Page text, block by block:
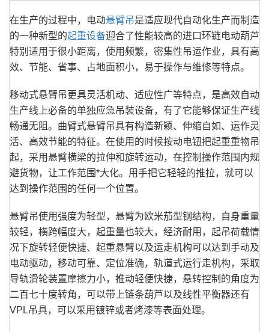
在生产的过程中，电动悬臂吊是适应现代自动化生产而制造
的一种新型的起重设备迎合了性能较高的进口环链电动葫芦
特别适用于很小距离，使用频繁，密集性吊运作业，具有高
效、节能、省事、占地面积小，易于操作与维修等特点。
移动式悬臂吊更具灵活机动、适应性广等特点，是高效自动
生产线上必备的单独应急吊装设备，有了它能够保证生产线
畅通无阻。曲臂式悬臂吊具有构造新颖、伸缩自如、运作灵
活、高效节能的特征。在使用的时候按动电钮把起重重物吊
起，采用悬臂横梁的拉伸和旋转运动，在控制操作范围内规
避货物，让工作范围*大化。用手把它轻轻的推拉，就可以
达到操作范围的任何一个位置。
悬臂吊使用强度为轻型，悬臂为欧米茄型钢结构，自身重量
较轻，横跨幅度大，起重量也较大，经济耐用，起吊荷载情
况下旋转轻便快捷、起重悬臂以及运走机构可以达到手动及
电动驱动，移动可靠、定位准确，轨道式运行走机构，采取
导轨滑轮装置摩擦力小，推动轻便快捷，悬转控制的角度为
二百七十度转角，可以带上链条葫芦以及线性平衡器还有
VPL吊具，可以采用镀锌或者烤漆等表面处理。